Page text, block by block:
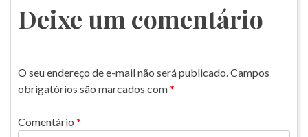
Post
Deixe um comentário
O seu endereço de e-mail não será publicado.Campos
obrigatórios são marcados com*
Comentário *